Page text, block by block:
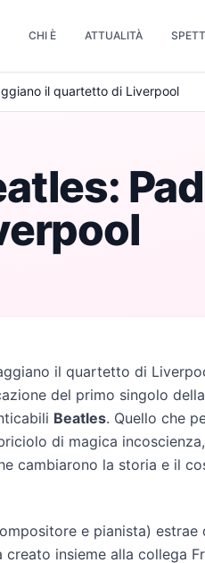
CHI È ATTUALITÀ
il quartetto di Liverpool
il quartetto di
del primo singolo
Beatles. Quello che
di magica
cambiarono la storia e il
e pianista) estrae
insieme alla collega